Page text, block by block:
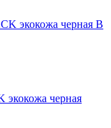
экокожа черная